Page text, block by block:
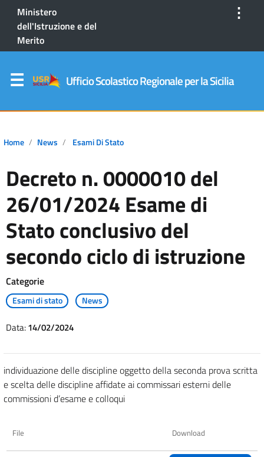
Ministero
dell'Istruzione e del
Merito
⋮
Ufficio Scolastico Regionale per la Sicilia
Home News Esami Di Stato
Decreto n. 0000010 del
26/01/2024 Esame di
Stato conclusivo del
secondo ciclo di istruzione
Categorie
Esami di stato News
Data:14/02/2024
individuazione delle discipline oggetto della seconda prova scritta
e scelta delle discipline affidate ai commissari esterni delle
commissioni d’esame e colloqui
File Download